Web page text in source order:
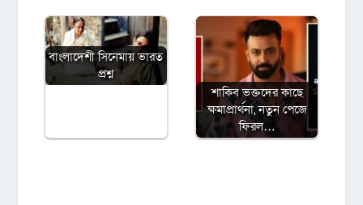
বাংলাদেশী সিনেমায় ভারত
প্রশ্ন
শাকিব ভক্তদের কাছে
ক্ষমাপ্রার্থনা, নতুন পেজে
ফিরল…